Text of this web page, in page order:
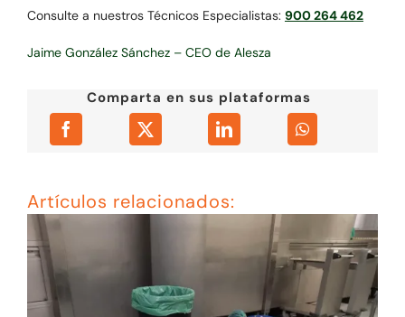
Consulte a nuestros Técnicos Especialistas: 900 264 462
Jaime González Sánchez – CEO de Alesza
Comparta en sus plataformas
Artículos relacionados: